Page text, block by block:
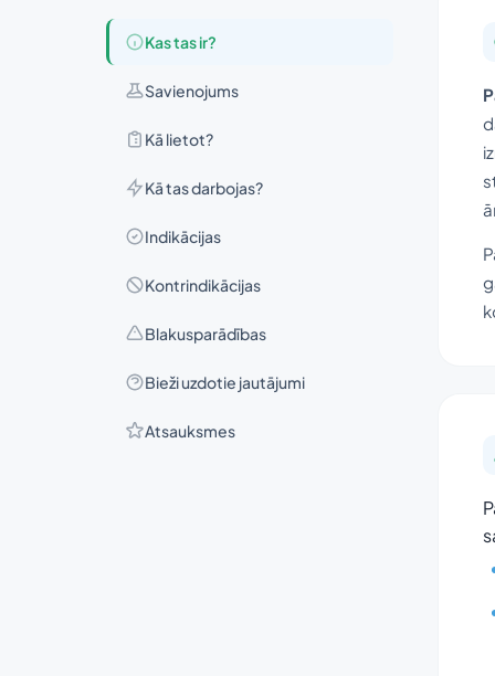
Kas tas ir?
Savienojums
Kā lietot?
Kā tas darbojas?
Indikācijas
Kontrindikācijas
Blakusparādības
Bieži uzdotie jautājumi
Atsauksmes